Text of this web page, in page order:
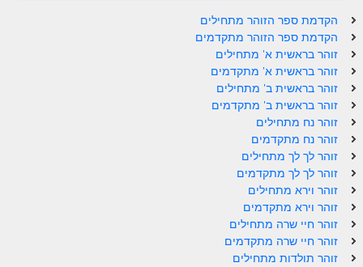
הקדמת ספר הזוהר מתחילים
הקדמת ספר הזוהר מתקדמים
זוהר בראשית א' מתחילים
זוהר בראשית א' מתקדמים
זוהר בראשית ב' מתחילים
זוהר בראשית ב' מתקדמים
זוהר נח מתחילים
זוהר נח מתקדמים
זוהר לך לך מתחילים
זוהר לך לך מתקדמים
זוהר וירא מתחילים
זוהר וירא מתקדמים
זוהר חיי שרה מתחילים
זוהר חיי שרה מתקדמים
זוהר תולדות מתחילים